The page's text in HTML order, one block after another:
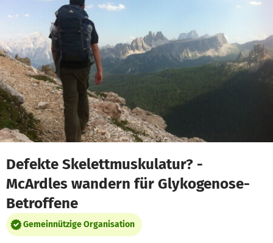
Zum Hauptinhalt springen
Erklärung zur Barrierefreiheit anzeigen
Defekte Skelettmuskulatur? -
McArdles wandern für Glykogenose-
Betroffene
Gemeinnützige Organisation